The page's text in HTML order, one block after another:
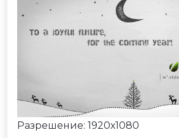
Разрешение: 1920х1080